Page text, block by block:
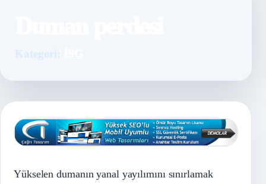
Kategori:
Yükselen dumanın yanal yayılımını sınırlamak